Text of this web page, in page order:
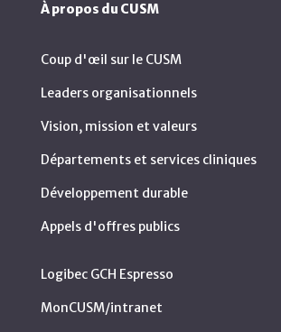
À propos du CUSM
Coup d'œil sur le CUSM
Leaders organisationnels
Vision, mission et valeurs
Départements et services cliniques
Développement durable
Appels d'offres publics
Logibec GCH Espresso
MonCUSM/intranet